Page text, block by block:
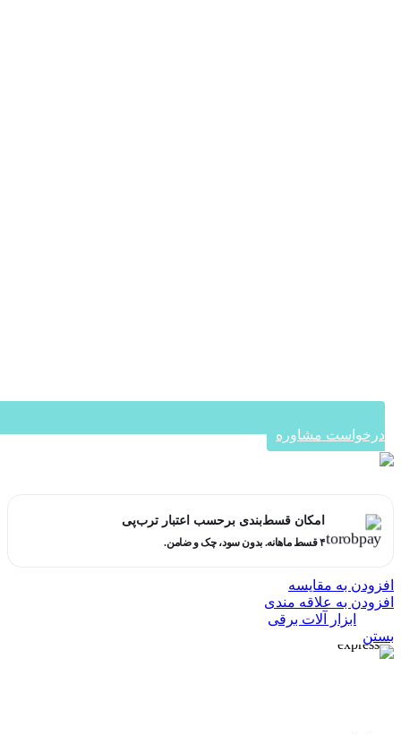
درخواست مشاوره
امکان قسط‌بندی برحسب اعتبار ترب‌پی
۴ قسط ماهانه. بدون سود، چک و ضامن.
افزودن به مقایسه
افزودن به علاقه مندی
ابزار آلات برقی
بستن